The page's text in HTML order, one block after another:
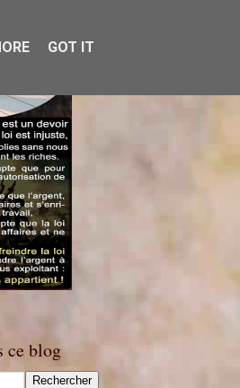
ce blog
GOT IT